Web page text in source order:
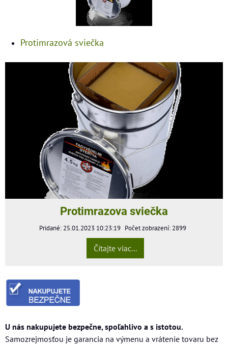
Protimrazová sviečka
Protimrazova sviečka
Pridané: 25.01.2023 10:23:19 Počet zobrazení: 2899
Čítajte viac...
U nás nakupujete bezpečne, spoľahlivo a s istotou.
Samozrejmosťou je garancia na výmenu a vrátenie tovaru bez